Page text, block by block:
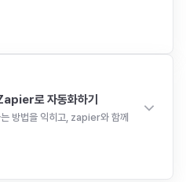
로 자동화하기
방법을 익히고, zapier와 함께